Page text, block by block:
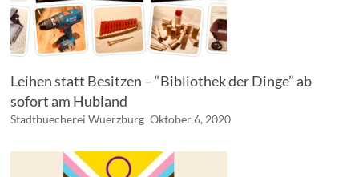
Leihen statt Besitzen – “Bibliothek der Dinge” ab
sofort am Hubland
Stadtbuecherei Wuerzburg Oktober 6, 2020